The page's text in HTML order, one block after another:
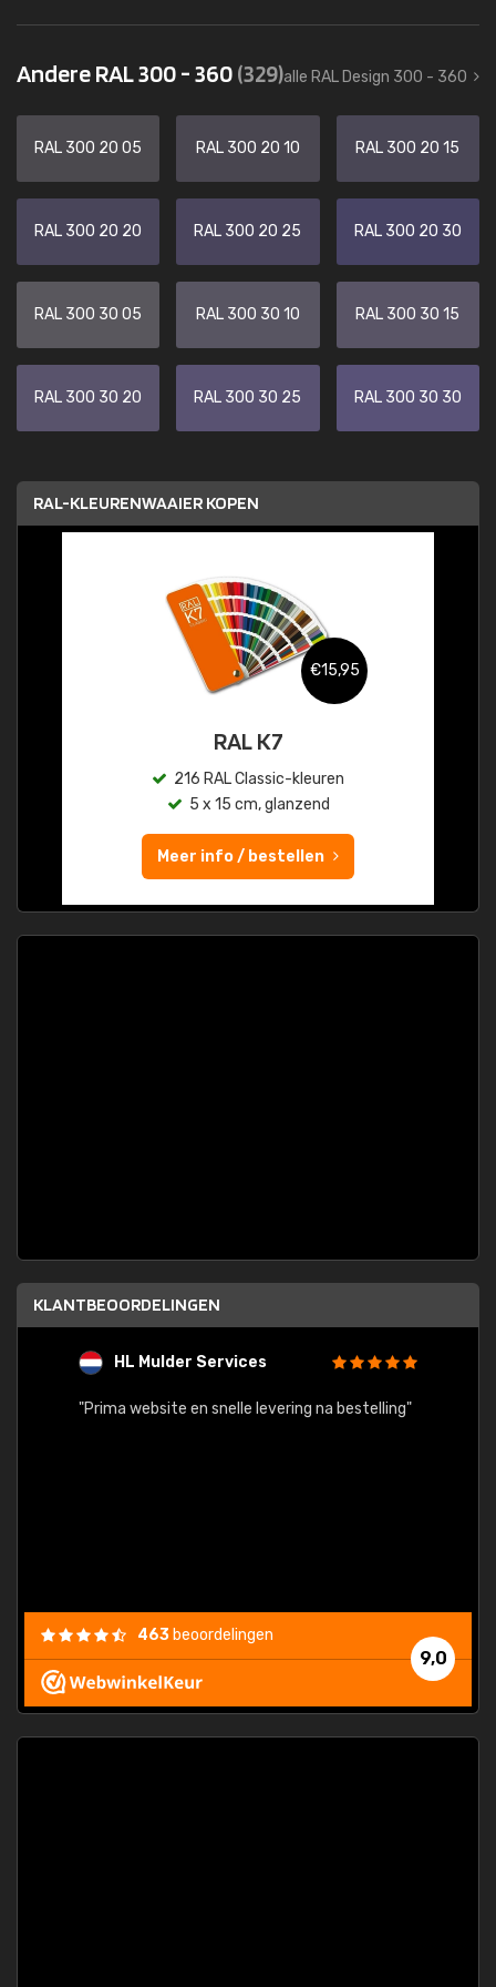
Andere RAL 300 - 360(329)alle RAL Design 300 - 360
RAL 300 20 05 RAL 300 20 10 RAL 300 20 15
RAL 300 20 20 RAL 300 20 25 RAL 300 20 30
RAL 300 30 05 RAL 300 30 10 RAL 300 30 15
RAL 300 30 20 RAL 300 30 25 RAL 300 30 30
RAL-KLEURENWAAIER KOPEN
€15,95
RAL K7
216 RAL Classic-kleuren
5 x 15 cm, glanzend
Meer info / bestellen
KLANTBEOORDELINGEN
HL Mulder Services
"Prima website en snelle levering na bestelling"
9,0
463 beoordelingen